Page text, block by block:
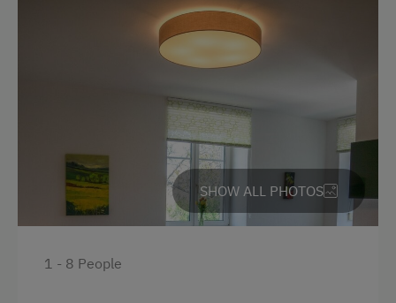
Street Side Parking
Cycle Shelter
Accommodation
Wine Tavern
SHOW ALL PHOTOS
1 - 8 People